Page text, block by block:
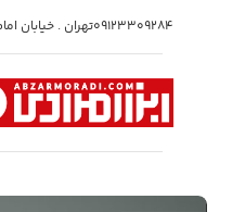
09123309284تهران . خیابان